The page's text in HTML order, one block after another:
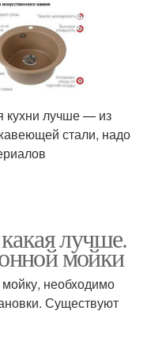
кухни лучше — из
стали, надо
лучше.
мойки
необходимо
Существуют